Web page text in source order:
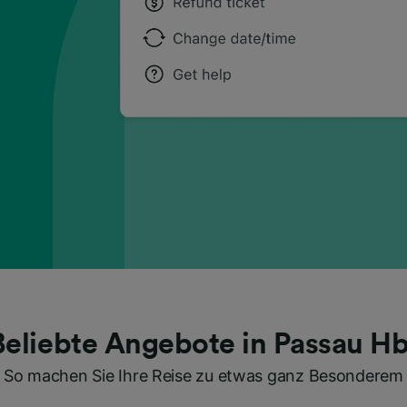
Angebote in Passau
So machen Sie Ihre Reise zu etwas ganz Besonderem